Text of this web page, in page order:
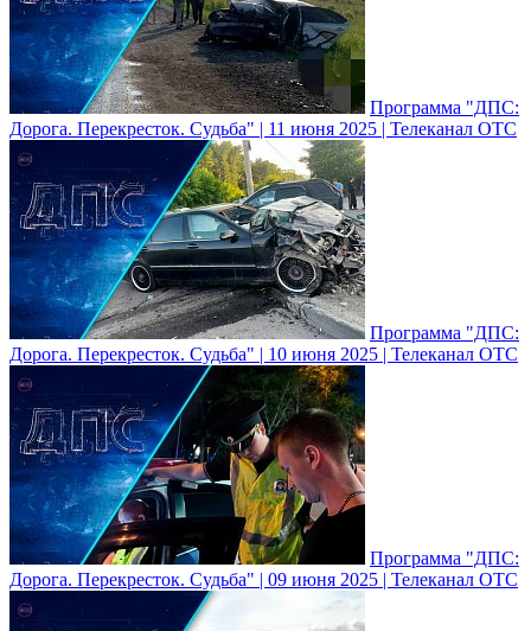
Программа "ДПС:
Дорога. Перекресток. Судьба" | 11 июня 2025 | Телеканал ОТС
Программа "ДПС:
Дорога. Перекресток. Судьба" | 10 июня 2025 | Телеканал ОТС
Программа "ДПС:
Дорога. Перекресток. Судьба" | 09 июня 2025 | Телеканал ОТС